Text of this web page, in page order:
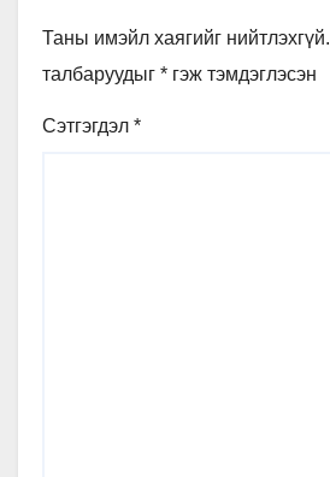
Таны имэйл хаягийг нийтлэхгүй.
талбаруудыг * гэж тэмдэглэсэн
Сэтгэгдэл *